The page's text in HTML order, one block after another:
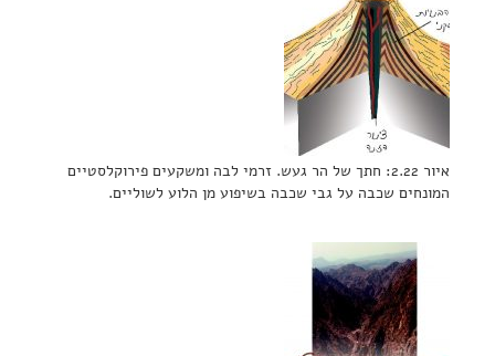
איור 2.22: חתך של הר געש. זרמי לבה ומשקעים פירוקלסטיים
המונחים שכבה על גבי שכבה בשיפוע מן הלוע לשוליים.